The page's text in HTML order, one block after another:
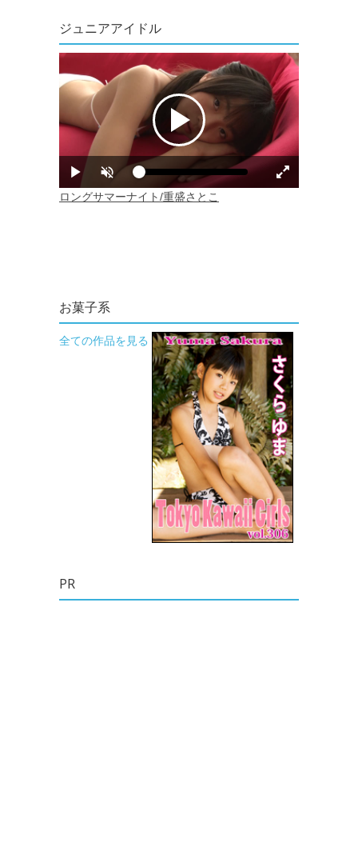
ジュニアアイドル
お菓子系
全ての作品を見る
PR